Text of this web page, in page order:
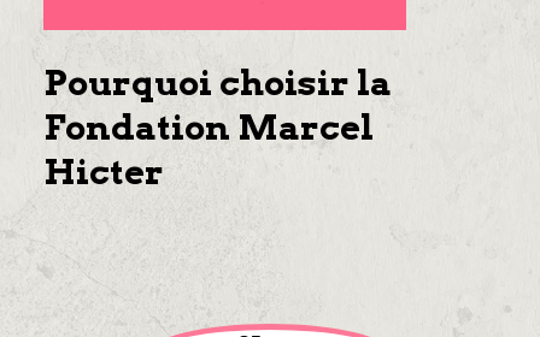
Pourquoi choisir la
Fondation Marcel
Hicter